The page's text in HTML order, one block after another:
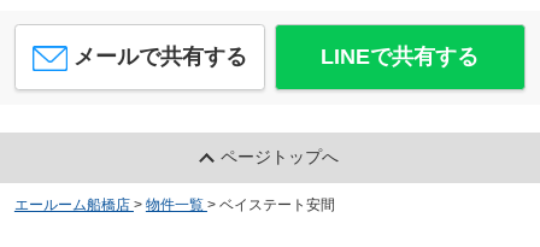
メールで共有する LINEで共有する
ページトップへ
エールーム船橋店 > 物件一覧 > ベイステート安間